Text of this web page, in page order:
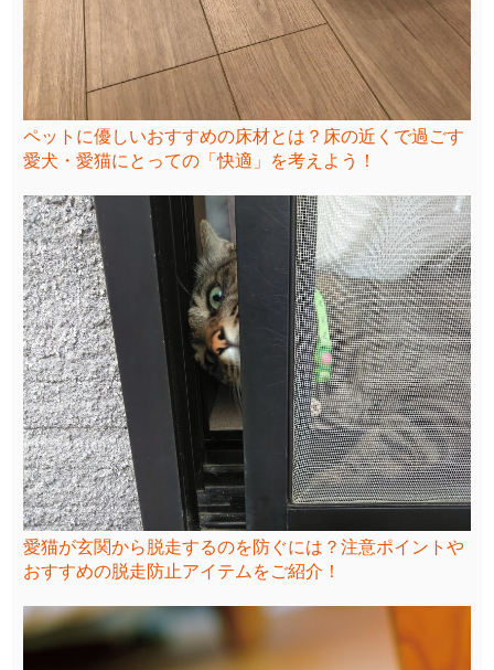
ペットに優しいおすすめの床材とは？床の近くで過ごす
愛犬・愛猫にとっての「快適」を考えよう！
愛猫が玄関から脱走するのを防ぐには？注意ポイントや
おすすめの脱走防止アイテムをご紹介！